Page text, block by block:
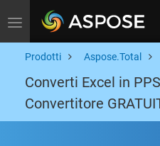
Toggle navigation
Prodotti Aspose.Total
Converti Excel in
Convertitore